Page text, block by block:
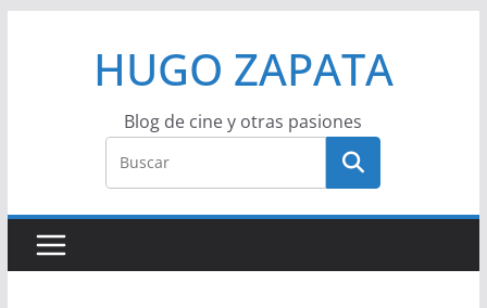
HUGO ZAPATA
Blog de cine y otras pasiones